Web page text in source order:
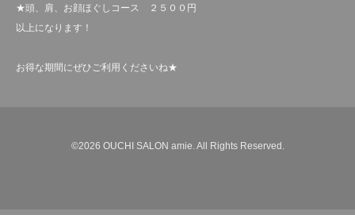
★頭、肩、お顔ほぐしコース ２５００円
以上になります！
お得な期間にぜひご利用くださいね★
©2026 OUCHI SALON amie . All Rights Reserved.